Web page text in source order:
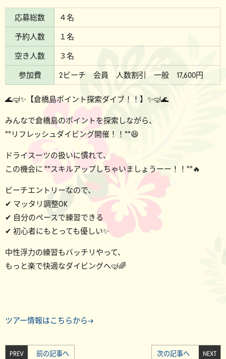
応募総数
４名
予約人数
１名
空き人数
３名
参加費
2ビーチ 会員 人数割引 一般 17,600円
🌊🤿✨【倉橋島ポイント探索ダイブ！！】✨🤿🌊
みんなで倉橋島のポイントを探索しながら、
**リフレッシュダイビング開催！！**😆
ドライスーツの扱いに慣れて、
この機会に **スキルアップしちゃいましょうーー！！**🔥
ビーチエントリーなので、
✔ マッタリ調整OK
✔ 自分のペースで練習できる
✔ 初心者にもとっても優しい✨
中性浮力の練習もバッチリやって、
もっと楽で快適なダイビングへ🤿🌈
ツアー情報はこちらから→
PREV 前の記事へ NEXT
次の記事へ